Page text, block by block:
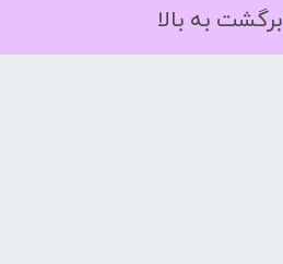
برگشت به بالا